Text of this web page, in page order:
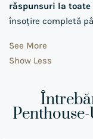
răspunsuri la
însoțire completă
See More
Show Less